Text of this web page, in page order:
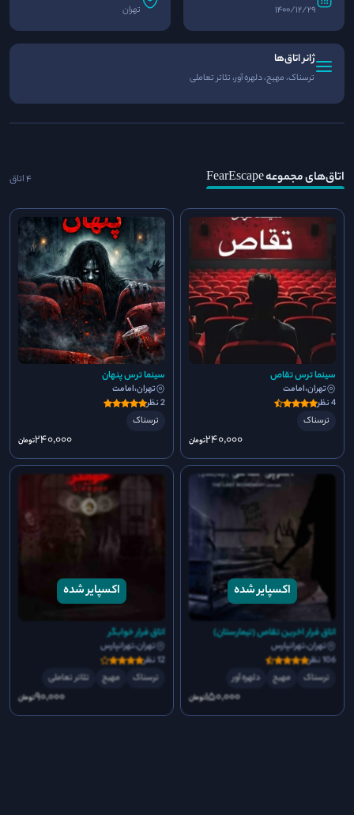
1400/12/29 تهران
ژانر اتاق‌ها
ترسناک، مهیج، دلهره آور، تئاتر تعاملی
اتاق‌های مجموعه FearEscape 4 اتاق
سینما ترس تقاص
تهران،امامت
4 نظر
ترسناک
240٬000تومان
سینما ترس پنهان
تهران،امامت
2 نظر
ترسناک
240٬000تومان
اتاق فرار اخرین تقاص (تیمارستان)
تهران،تهرانپارس
106 نظر
ترسناک
مهیج دلهره آور
150٬000تومان
اتاق فرار خوابگر
تهران،تهرانپارس
12 نظر
ترسناک
مهیج تئاتر تعاملی
90٬000تومان